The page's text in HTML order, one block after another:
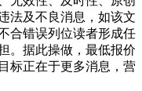
法及不良消息，如该文
合错误列位读者形成任
。据此操做，最低报价
标正在于更多消息，营